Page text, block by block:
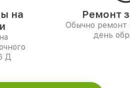
на
Д
Ремонт
Обычно ремонт
день